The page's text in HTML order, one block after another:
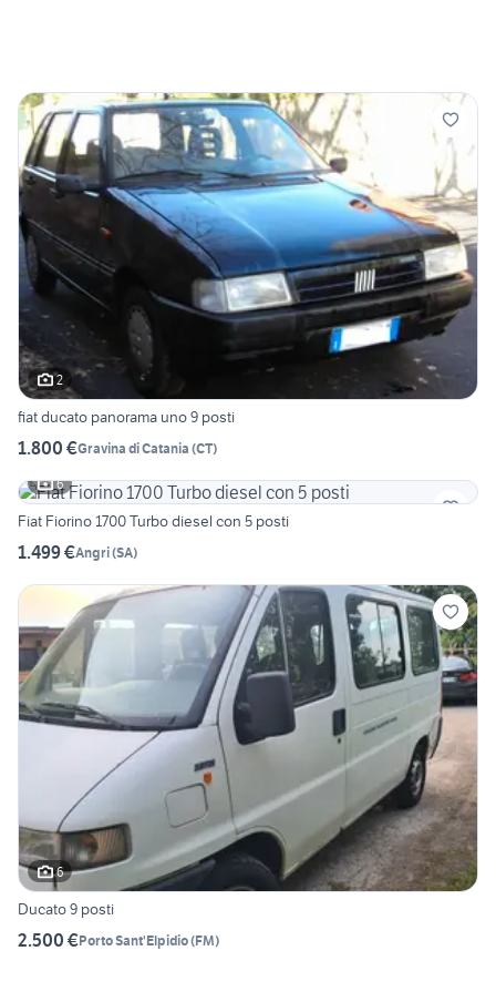
2
fiat ducato panorama uno 9 posti
1.800 €Gravina di Catania (CT)
6
Fiat Fiorino 1700 Turbo diesel con 5 posti
1.499 €Angri(SA)
6
Ducato 9 posti
2.500 €Porto Sant'Elpidio(FM)